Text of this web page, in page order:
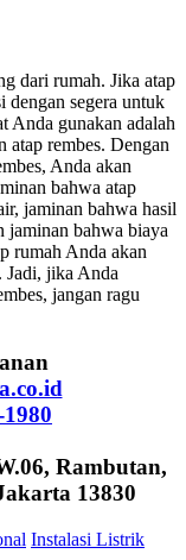
dari rumah. Jika atap
dengan segera untuk
Anda gunakan adalah
atap rembes. Dengan
Anda akan
bahwa atap
jaminan bahwa hasil
jaminan bahwa biaya
rumah Anda akan
Jadi, jika Anda
jangan ragu
Rambutan,
13830
Instalasi Listrik